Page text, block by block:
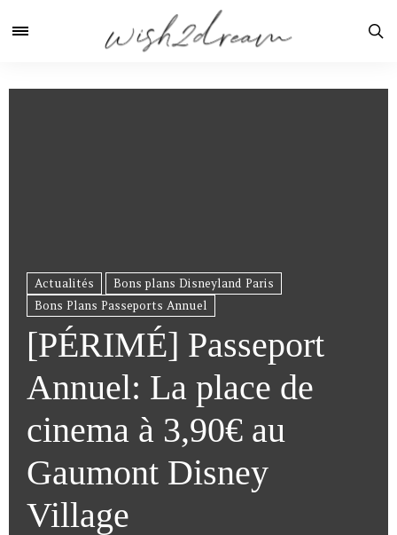
Actualités
Bons plans Disneyland Paris
Bons Plans Passeports Annuel
[PÉRIMÉ] Passeport
Annuel: La place de
cinema à 3,90€ au
Gaumont Disney
Village